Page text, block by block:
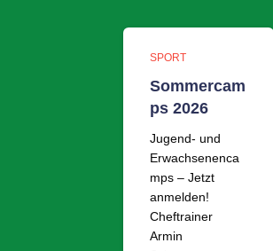
SPORT
Sommercam
ps 2026
Jugend- und
Erwachsenenca
mps – Jetzt
anmelden!
Cheftrainer
Armin